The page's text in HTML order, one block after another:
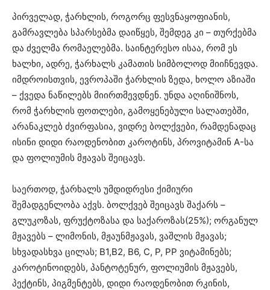
პირველად, ჭარხლის, როგორც ფესვნაყოფიანის,
გამრავლება სპარსებმა დაიწყეს, შემდეგ კი – თურქებმა
და ძველმა რომაელებმა. საინტერესო ისაა, რომ ეს
ხალხი, ადრე, ჭარხალს კამათის სიმბოლოდ მიიჩნევდა.
იმდროისთვის, ევროპაში ჭარხლის ზედა, ხოლო აზიაში
– ქვედა ნაწილებს მიირთმევდნენ. უნდა აღინიშნოს,
რომ ჭარხლის ფოთლები, გამოყენებული სალათებში,
არანაკლებ ძვირფასია, ვიდრე ბოლქვები, რამდენადაც
ისინი დიდი რაოდენობით კაროტინს, პროვიტამინ A-სა
და ფოლიუმის მჟავას შეიცავს.
საერთოდ, ჭარხალს უმდიდრესი ქიმიური
შემადგენლობა აქვს. ბოლქვებ შეიცავს შაქარს –
გლუკოზას, ფრუქტოზასა და საქაროზას(25%); ორგანულ
მჟავებს – ლიმონის, მჟაუნმჟავას, ვაშლის მჟავას;
სხვადასხვა ცილას; B1,B2, В6, С, Р, РР ვიტამინებს;
კაროტინოიდებს, პანტოტენურ, ფოლიუმის მჟავებს,
პექტინს, პიგმენტებს, დიდი რაოდენობით რკინის,